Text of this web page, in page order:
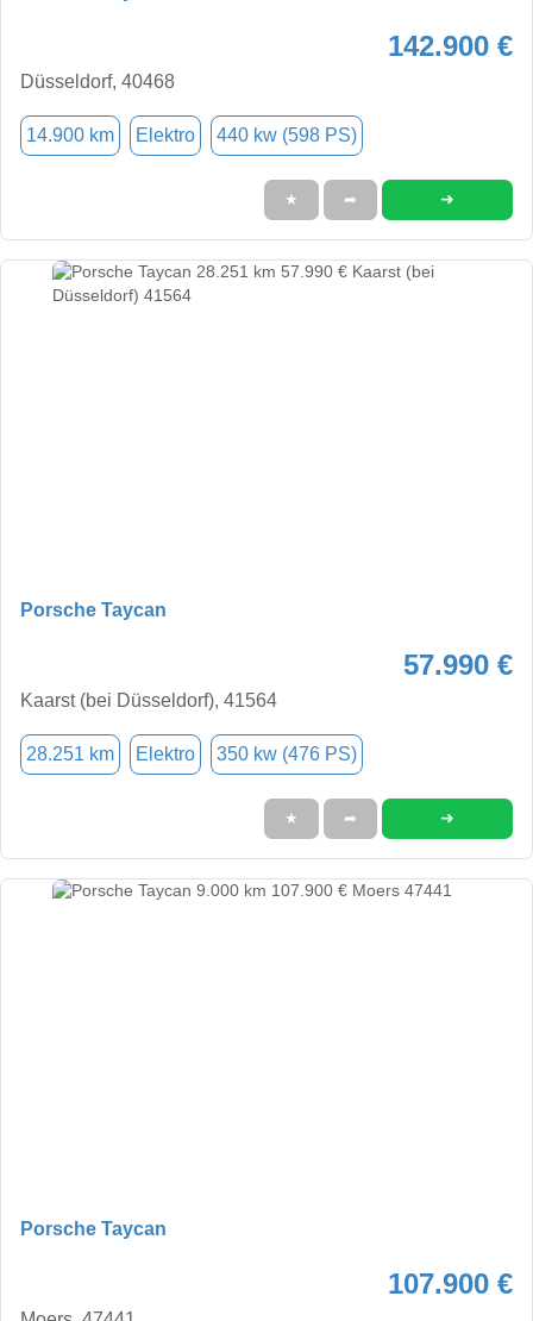
142.900 €
Düsseldorf, 40468
14.900 km Elektro 440 kw (598 PS)
★ ➦ ➜
Porsche Taycan
57.990 €
Kaarst (bei Düsseldorf), 41564
28.251 km Elektro 350 kw (476 PS)
★ ➦ ➜
Porsche Taycan
107.900 €